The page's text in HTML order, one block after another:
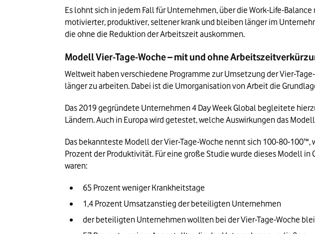
Es lohnt sich in jedem Fall für Unternehmen, über die Work-Life-
motivierter, produktiver, seltener krank und bleiben länger im
die ohne die Reduktion der Arbeitszeit auskommen.
Modell Vier-Tage-Woche – mit und ohne
Weltweit haben verschiedene Programme zur Umsetzung der Vier-
länger zu arbeiten. Dabei ist die Umorganisation von Arbeit die
Das 2019 gegründete Unternehmen 4 Day Week Global begleitete
Ländern. Auch in Europa wird getestet, welche Auswirkungen das
Das bekannteste Modell der Vier-Tage-Woche nennt sich 100-80-
Prozent der Produktivität. Für eine große Studie wurde dieses Modell
waren:
65 Prozent weniger Krankheitstage
1,4 Prozent Umsatzanstieg der beteiligten Unternehmen
der beteiligten Unternehmen wollten bei der Vier-Tage-Woche